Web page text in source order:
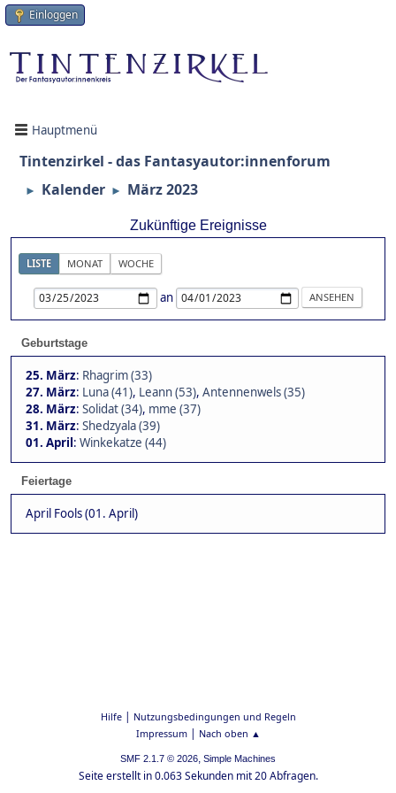
Einloggen
Hauptmenü
Tintenzirkel - das Fantasyautor:innenforum
► Kalender ► März 2023
Zukünftige Ereignisse
LISTE MONAT WOCHE
an
Geburtstage
25. März: Rhagrim (33)
27. März: Luna (41), Leann (53), Antennenwels (35)
28. März: Solidat (34), mme (37)
31. März: Shedzyala (39)
01. April: Winkekatze (44)
Feiertage
April Fools (01. April)
Hilfe| Nutzungsbedingungen und Regeln
Impressum| Nach oben ▲
SMF 2.1.7 © 2026, Simple Machines
Seite erstellt in 0.063 Sekunden mit 20 Abfragen.